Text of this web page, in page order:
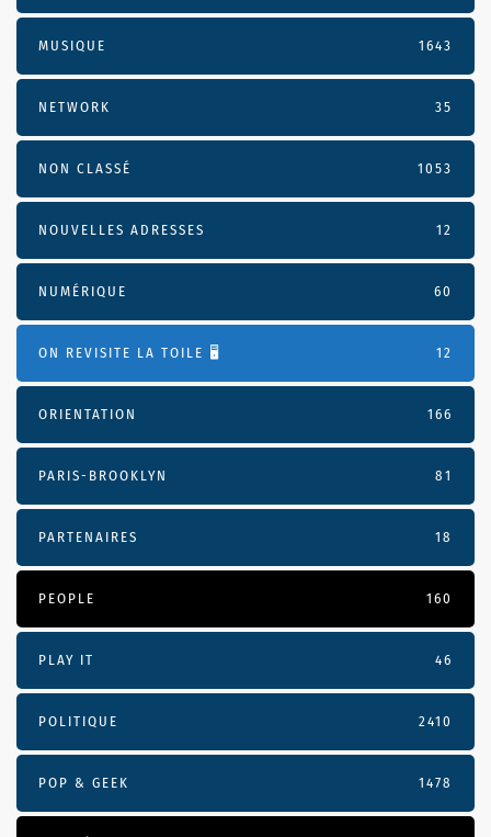
MUSIQUE 1643
NETWORK 35
NON CLASSÉ 1053
NOUVELLES ADRESSES 12
NUMÉRIQUE 60
ON REVISITE LA TOILE 🖥️ 12
ORIENTATION 166
PARIS-BROOKLYN 81
PARTENAIRES 18
PEOPLE 160
PLAY IT 46
POLITIQUE 2410
POP & GEEK 1478